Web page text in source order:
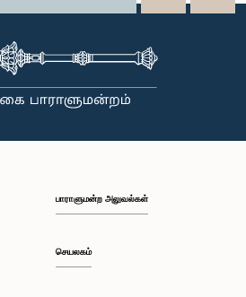
பாராளுமன்ற அலுவல்கள்
செயலகம்